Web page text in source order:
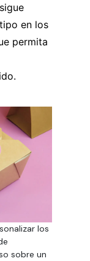
en los
permita
los
sobre un